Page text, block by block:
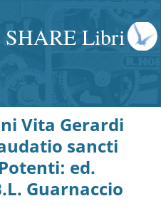
SHARE Libri
Vita Gerardi
sancti
ed.
Guarnaccio